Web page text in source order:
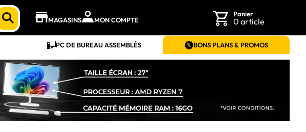
MAGASINS MON COMPTE
Panier
0 article
PC DE BUREAU ASSEMBLÉS BONS PLANS & PROMOS